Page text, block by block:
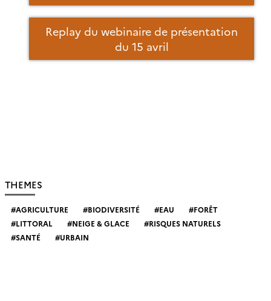
Replay du webinaire de présentation
du 15 avril
THEMES
AGRICULTURE BIODIVERSITÉ EAU
FORÊT
LITTORAL
NEIGE & GLACE
RISQUES NATURELS
SANTÉ
URBAIN